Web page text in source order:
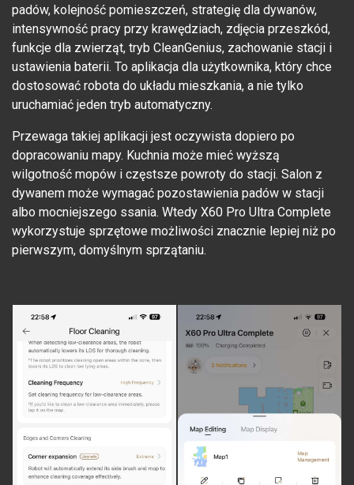
padów, kolejność pomieszczeń, strategię dla dywanów,
intensywność pracy przy krawędziach, zdjęcia przeszkód,
funkcje dla zwierząt, tryb CleanGenius, zachowanie stacji i
ustawienia baterii. To aplikacja dla użytkownika, który chce
dostosować robota do układu mieszkania, a nie tylko
uruchamiać jeden tryb automatyczny.
Przewaga takiej aplikacji jest oczywista dopiero po
dopracowaniu mapy. Kuchnia może mieć wyższą
wilgotność mopów i częstsze powroty do stacji. Salon z
dywanem może wymagać pozostawienia padów w stacji
albo mocniejszego ssania. Wtedy X60 Pro Ultra Complete
wykorzystuje sprzętowe możliwości znacznie lepiej niż po
pierwszym, domyślnym sprzątaniu.